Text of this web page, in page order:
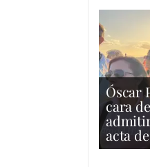
Óscar
cara
acta